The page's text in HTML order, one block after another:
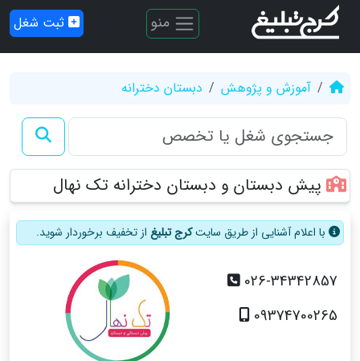
منو ثبت شغل
آموزش و پژوهش دبستان دخترانه
پیش دبستان و دبستان دخترانه تک نهال
با اعلام آشنایی از طریق سایتکرج تبلیغ از تخفیف برخوردار شوید.
026-34342857
09374700265